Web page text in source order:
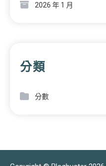
2026 年 1 月
分類
分數